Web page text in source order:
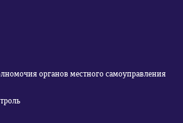
органов местного самоуправления